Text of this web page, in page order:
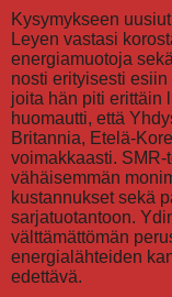
Kysymykseen
Leyen vastasi
energiamuotoja
nosti erityisesti
joita hän piti erittäin
huomautti, että
Britannia, Etelä-
voimakkaasti.
vähäisemmän
kustannukset sekä
sarjatuotantoon.
välttämättömän
energialähteiden
edettävä.